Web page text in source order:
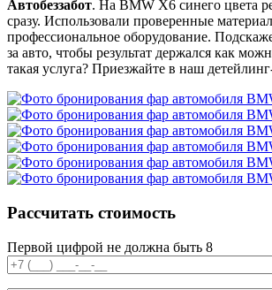
Автобеззабот. На BMW X6 синего цвета
сразу. Использовали проверенные
профессиональное оборудование.
за авто, чтобы результат держался как
такая услуга? Приезжайте в наш
Рассчитать стоимость
Первой цифрой не должна быть 8